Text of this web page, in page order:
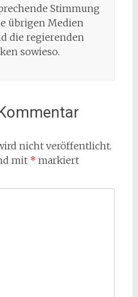
Stimmung
übrigen Medien
die regierenden
sowieso.
nicht veröffentlicht.
mit * markiert